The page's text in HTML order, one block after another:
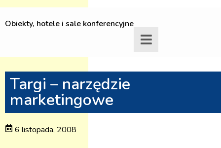
Obiekty, hotele i sale konferencyjne
Targi – narzędzie
marketingowe
6 listopada, 2008